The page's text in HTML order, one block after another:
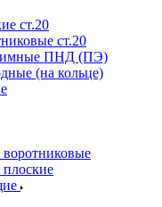
ст.20
ст.20
ПНД (ПЭ)
(на кольце)